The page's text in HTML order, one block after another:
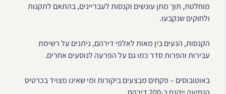
מוחלטת, תוך מתן עונשים וקנסות לעבריינים, בהתאם לתקנות
ולחוקים שנקבעו.
הקנסות, הנעים בין מאות לאלפי דירהם, ניתנים על רשימת
עבירות והפרות סדר כמו גם על הפרעה לנוסעים אחרים.
באוטובוסים – פקחים מבצעים ביקורות ומי שאינו מצויד בכרטיס